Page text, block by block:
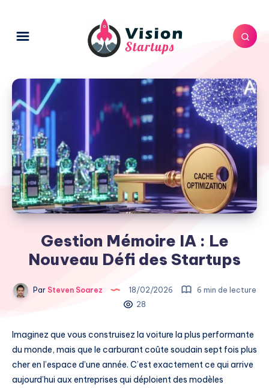
Gestion Mémoire IA : Le
Nouveau Défi des Startups
ParSteven Soarez 18/02/2026
6 min de lecture
28
Imaginez que vous construisez la voiture la plus performante
du monde, mais que le carburant coûte soudain sept fois plus
cher en l’espace d’une année. C’est exactement ce qui arrive
aujourd’hui aux entreprises qui déploient des modèles